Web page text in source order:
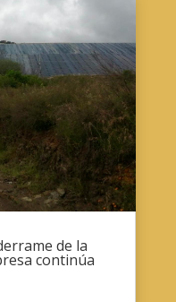
de la
continúa